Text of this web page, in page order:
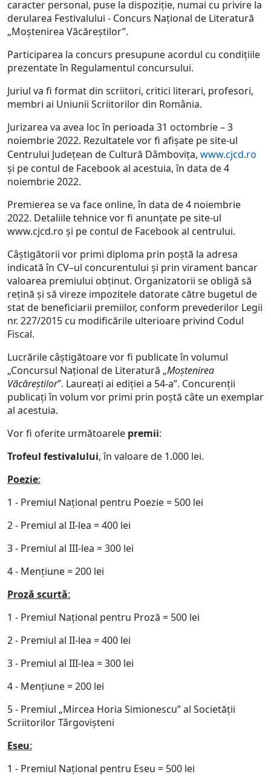
caracter personal, puse la dispoziţie, numai cu privire la
derularea Festivalului - Concurs Naţional de Literatură
„Moştenirea Văcăreştilor”.
Participarea la concurs presupune acordul cu condițiile
prezentate în Regulamentul concursului.
Juriul va fi format din scriitori, critici literari, profesori,
membri ai Uniunii Scriitorilor din România.
Jurizarea va avea loc în perioada 31 octombrie – 3
noiembrie 2022. Rezultatele vor fi afișate pe site-ul
Centrului Județean de Cultură Dâmbovița, www.cjcd.ro
și pe contul de Facebook al acestuia, în data de 4
noiembrie 2022.
Premierea se va face online, în data de 4 noiembrie
2022. Detaliile tehnice vor fi anunțate pe site-ul
www.cjcd.ro şi pe contul de Facebook al centrului.
Câștigătorii vor primi diploma prin poștă la adresa
indicată în CV–ul concurentului și prin virament bancar
valoarea premiului obținut. Organizatorii se obligă să
reţină şi să vireze impozitele datorate către bugetul de
stat de beneficiarii premiilor, conform prevederilor Legii
nr. 227/2015 cu modificările ulterioare privind Codul
Fiscal.
Lucrările câștigătoare vor fi publicate în volumul
„Concursul Naţional de Literatură „Moştenirea
Văcăreştilor”. Laureaţi ai ediţiei a 54-a”. Concurenții
publicați în volum vor primi prin poștă câte un exemplar
al acestuia.
Vor fi oferite următoarele premii:
Trofeul festivalului, în valoare de 1.000 lei.
Poezie:
1 - Premiul Naţional pentru Poezie = 500 lei
2 - Premiul al II-lea = 400 lei
3 - Premiul al III-lea = 300 lei
4 - Menţiune = 200 lei
Proză scurtă:
1 - Premiul Naţional pentru Proză = 500 lei
2 - Premiul al II-lea = 400 lei
3 - Premiul al III-lea = 300 lei
4 - Menţiune = 200 lei
5 - Premiul „Mircea Horia Simionescu” al Societății
Scriitorilor Târgovişteni
Eseu:
1 - Premiul Naţional pentru Eseu = 500 lei